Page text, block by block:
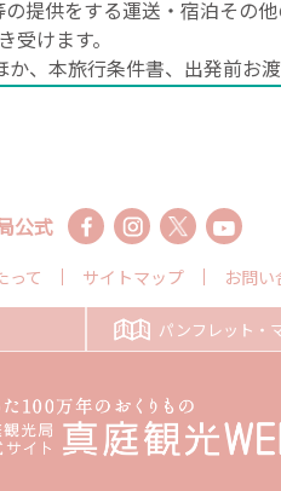
提供をする運送・宿泊その
けます。
、本旅行条件書、出発前
下「当社ら」といいます）
ず、お客様は、当社らが予
了後に着信したファクシ
て取り扱います。
公式
って サイトマップ お問い
パンフレット・